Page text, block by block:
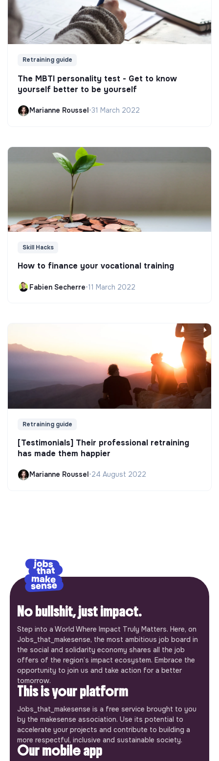
Retraining guide
The MBTI personality test - Get to know
yourself better to be yourself
Marianne Roussel•31 March 2022
Skill Hacks
How to finance your vocational training
Fabien Secherre•11 March 2022
Retraining guide
[Testimonials] Their professional retraining
has made them happier
Marianne Roussel •24 August 2022
No bullshit, just impact.
Step into a World Where Impact Truly Matters. Here, on
Jobs_that_makesense, the most ambitious job board in
the social and solidarity economy shares all the job
offers of the region’s impact ecosystem. Embrace the
opportunity to join us and take action for a better
tomorrow.
This is your platform
Jobs_that_makesense is a free service brought to you
by the makesense association. Use its potential to
accelerate your projects and contribute to building a
more respectful, inclusive and sustainable society.
Our mobile app